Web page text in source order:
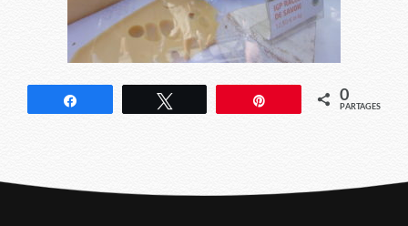
Épingle 0
PARTAGES